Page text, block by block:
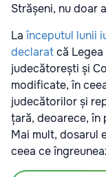
Strășeni, nu doar
La începutul lunii
declaratcă
judecătorești și
modificate, în
judecătorilor și
țară, deoarece, în
Mai mult, dosarul
ceea ce